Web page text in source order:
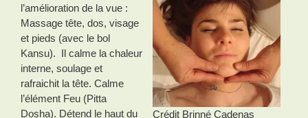
Crédit Brinné Cadenas
l’amélioration de la vue :
Massage tête, dos, visage
et pieds (avec le bol
Kansu). Il calme la chaleur
interne, soulage et
rafraichit la tête. Calme
l’élément Feu (Pitta
Dosha). Détend le haut du